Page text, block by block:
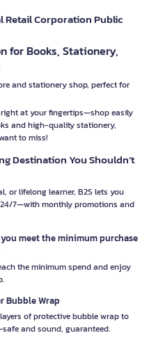
Retail Corporation Public
for Books, Stationery,
and stationery shop, perfect for
right at your fingertips—shop easily
and high-quality stationery,
to miss!
Destination You Shouldn’t
or lifelong learner, B2S lets you
7—with monthly promotions and
meet the minimum purchase
the minimum spend and enjoy
Bubble Wrap
of protective bubble wrap to
and sound, guaranteed.